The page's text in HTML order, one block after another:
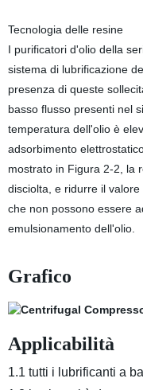
Tecnologia delle resine
I purificatori d'olio della
sistema di lubrificazione
presenza di queste
basso flusso presenti nel
temperatura dell'olio è
adsorbimento
mostrato in Figura 2-2, la
disciolta, e ridurre il
che non possono essere
emulsionamento dell'olio.
Grafico
Applicabilità
1.1 tutti i lubrificanti a